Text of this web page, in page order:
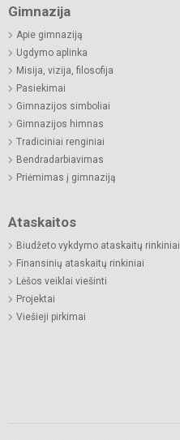
Gimnazija
Apie gimnaziją
Ugdymo aplinka
Misija, vizija, filosofija
Pasiekimai
Gimnazijos simboliai
Gimnazijos himnas
Tradiciniai renginiai
Bendradarbiavimas
Priėmimas į gimnaziją
Ataskaitos
Biudžeto vykdymo ataskaitų rinkiniai
Finansinių ataskaitų rinkiniai
Lėšos veiklai viešinti
Projektai
Viešieji pirkimai